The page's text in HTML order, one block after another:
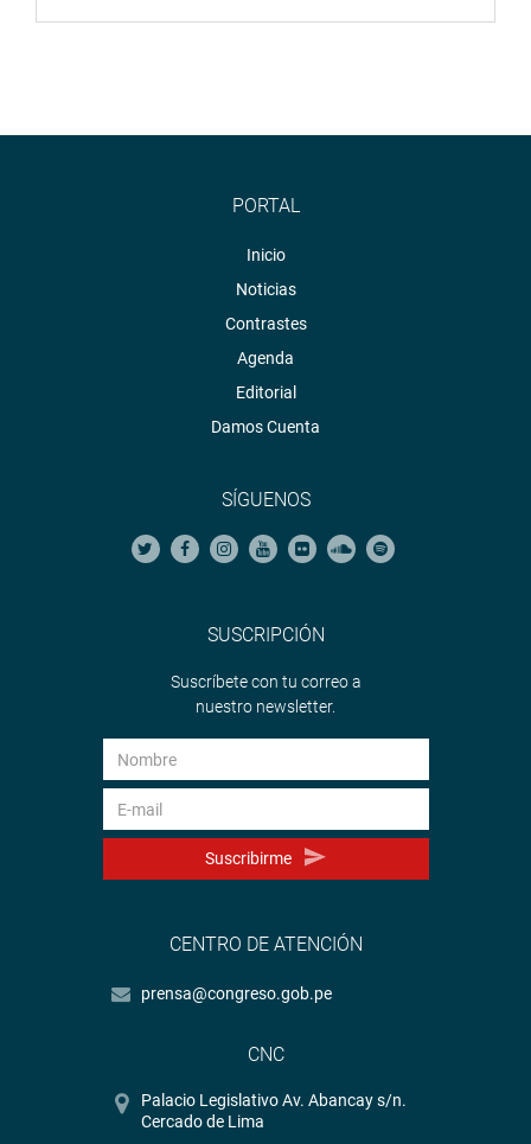
Heraldo:goo.gl/Ty5Tto
https://goo.gl/VBXBNk
fotografia.congreso.gob.pe
PORTAL
Inicio
Noticias
Contrastes
Agenda
Editorial
Damos Cuenta
SÍGUENOS
SUSCRIPCIÓN
Suscríbete con tu correo a
nuestro newsletter.
Suscribirme
CENTRO DE ATENCIÓN
prensa@congreso.gob.pe
CNC
Palacio Legislativo Av. Abancay s/n.
Cercado de Lima